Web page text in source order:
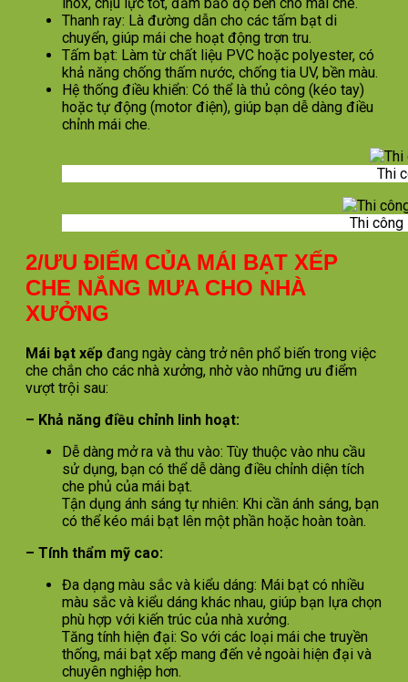
inox, chịu lực tốt, đảm bảo độ bền cho mái che.
Thanh ray: Là đường dẫn cho các tấm bạt di
chuyển, giúp mái che hoạt động trơn tru.
Tấm bạt: Làm từ chất liệu PVC hoặc polyester, có
khả năng chống thấm nước, chống tia UV, bền màu.
Hệ thống điều khiển: Có thể là thủ công (kéo tay)
hoặc tự động (motor điện), giúp bạn dễ dàng điều
chỉnh mái che.
Thi
Thi công
2/ƯU ĐIỂM CỦA MÁI BẠT XẾP
CHE NẮNG MƯA CHO NHÀ
XƯỞNG
Mái bạt xếp đang ngày càng trở nên phổ biến trong việc
che chắn cho các nhà xưởng, nhờ vào những ưu điểm
vượt trội sau:
– Khả năng điều chỉnh linh hoạt:
Dễ dàng mở ra và thu vào: Tùy thuộc vào nhu cầu
sử dụng, bạn có thể dễ dàng điều chỉnh diện tích
che phủ của mái bạt.
Tận dụng ánh sáng tự nhiên: Khi cần ánh sáng, bạn
có thể kéo mái bạt lên một phần hoặc hoàn toàn.
– Tính thẩm mỹ cao:
Đa dạng màu sắc và kiểu dáng: Mái bạt có nhiều
màu sắc và kiểu dáng khác nhau, giúp bạn lựa chọn
phù hợp với kiến trúc của nhà xưởng.
Tăng tính hiện đại: So với các loại mái che truyền
thống, mái bạt xếp mang đến vẻ ngoài hiện đại và
chuyên nghiệp hơn.